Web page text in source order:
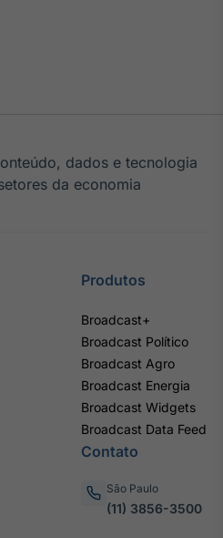
dados e tecnologia
da economia
Produtos
Broadcast+
Broadcast Político
Broadcast Agro
Broadcast Energia
Broadcast Widgets
Broadcast Data Feed
Contato
São Paulo
(11) 3856-3500